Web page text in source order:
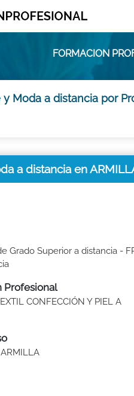
FORMACION
y Moda a distancia por
a distancia en
Grado Superior a distancia -
Profesional
CONFECCIÓN Y PIEL A